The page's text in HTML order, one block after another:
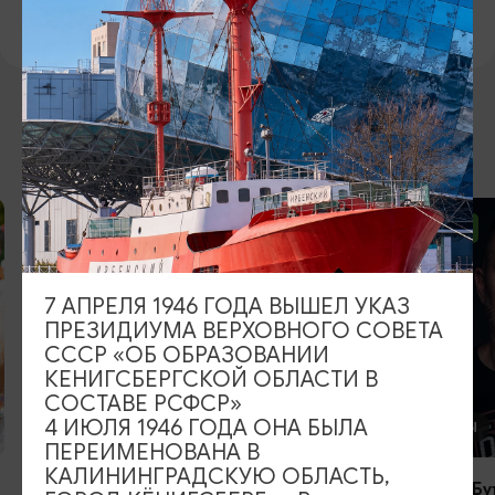
https://allenburg.ru/
ВОЗМОЖНО ВАС ЗАИНТЕРЕСУЕТ
ОТ 2500₽
КОНЦЕРТЫ
RADIO TAPOK
ОТ 1000₽
КОНЦЕРТЫ
Константин
7 АПРЕЛЯ 1946 ГОДА ВЫШЕЛ УКАЗ
ПРЕЗИДИУМА ВЕРХОВНОГО СОВЕТА
СССР «ОБ ОБРАЗОВАНИИ
КЕНИГСБЕРГСКОЙ ОБЛАСТИ В
СОСТАВЕ РСФСР»
4 ИЮЛЯ 1946 ГОДА ОНА БЫЛА
ПЕРЕИМЕНОВАНА В
КАЛИНИНГРАДСКУЮ ОБЛАСТЬ,